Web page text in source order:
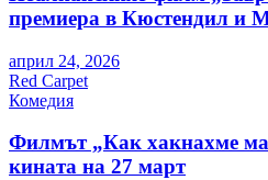
премиера в Кюстендил и
април 24, 2026
Red Carpet
Комедия
Филмът „Как хакнахме
кината на 27 март